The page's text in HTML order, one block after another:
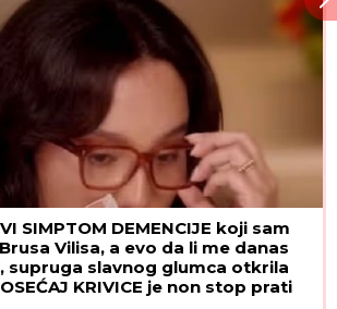
SIMPTOM DEMENCIJE koji sam
Vilisa, a evo da li me danas
supruga slavnog glumca otkrila
KRIVICE je non stop prati